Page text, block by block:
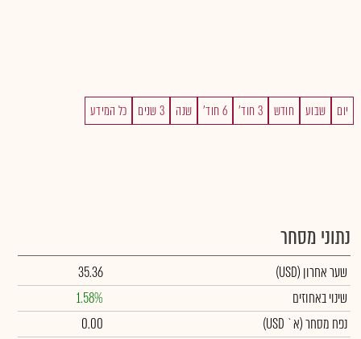
יום שבוע חודש 3 חוד' 6 חוד' שנה 3 שנים כל המידע
נתוני מסחר
שער אחרון (USD)
35.36
שינוי באחוזים
1.58%
נפח מסחר(א` USD)
0.00